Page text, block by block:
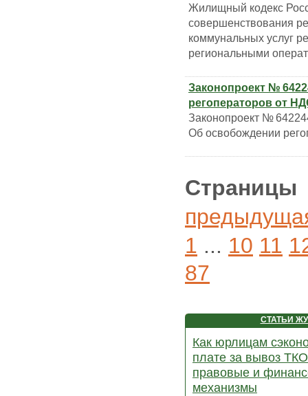
Жилищный кодекс
совершенствования
коммунальных услуг
региональными
Законопроект №
регоператоров от
Законопроект №
Об освобождении
Страницы
1 ... 10 11
87
СТАТЬИ
Как юрлицам
плате за вывоз
правовые и
механизмы